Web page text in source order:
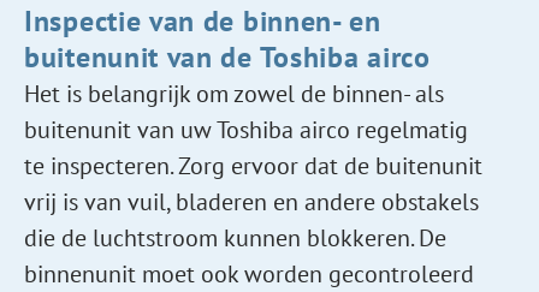
Inspectie van de binnen- en
buitenunit van de Toshiba airco
Het is belangrijk om zowel de binnen- als
buitenunit van uw Toshiba airco regelmatig
te inspecteren. Zorg ervoor dat de buitenunit
vrij is van vuil, bladeren en andere obstakels
die de luchtstroom kunnen blokkeren. De
binnenunit moet ook worden gecontroleerd